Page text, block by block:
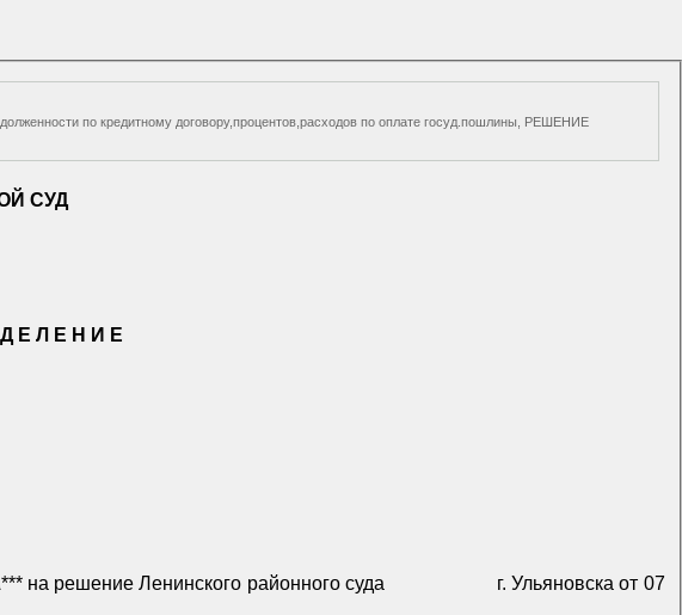
по кредитному договору,процентов,расходов по оплате госуд.пошлины, РЕШЕНИЕ
СУД
Е Л Е Н И Е
на решение Ленинского районного суда
г. Ульяновска от 07